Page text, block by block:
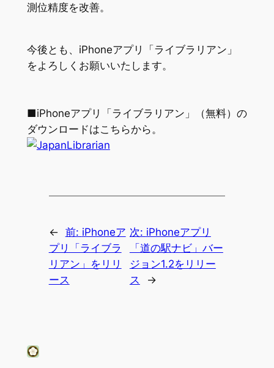
測位精度を改善。
今後とも、iPhoneアプリ「ライブラリアン」
をよろしくお願いいたします。
■iPhoneアプリ「ライブラリアン」（無料）の
ダウンロードはこちらから。
← 前: iPhoneア
プリ「ライブラ
リアン」をリリ
ース
次: iPhoneアプリ
「道の駅ナビ」バー
ジョン1.2をリリー
ス
→